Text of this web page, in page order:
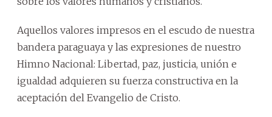
Aquellos valores impresos en el escudo de nuestra
bandera paraguaya y las expresiones de nuestro
Himno Nacional: Libertad, paz, justicia, unión e
igualdad adquieren su fuerza constructiva en la
aceptación del Evangelio de Cristo.